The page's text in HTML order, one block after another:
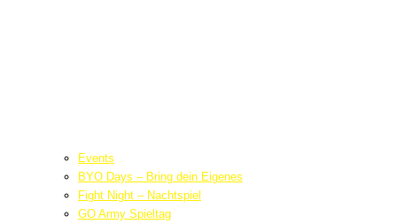
Events
BYO Days – Bring dein Eigenes
Fight Night – Nachtspiel
GO Army Spieltag